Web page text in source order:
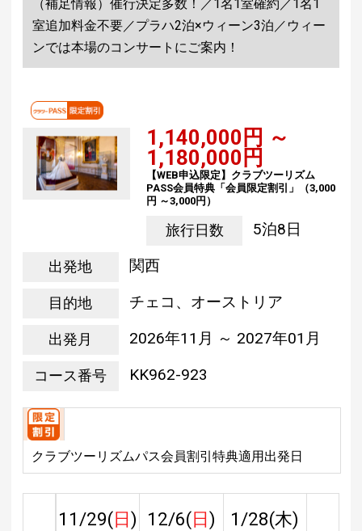
（補足情報）催行決定多数！／1名1室確約／1名1
室追加料金不要／プラハ2泊×ウィーン3泊／ウィー
ンでは本場のコンサートにご案内！
1,140,000円 ～
1,180,000円
【WEB申込限定】クラブツーリズム
PASS会員特典「会員限定割引」（3,000
円 ～3,000円）
旅行日数 5泊8日
出発地 関西
目的地 チェコ、オーストリア
出発月 2026年11月 ～ 2027年01月
コース番号 KK962-923
クラブツーリズムパス会員割引特典適用出発日
11/29(日)
12/6(日)
1/28(木)